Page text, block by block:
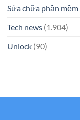
Sửa chữa phần mềm
Tech news (1.904)
Unlock (90)